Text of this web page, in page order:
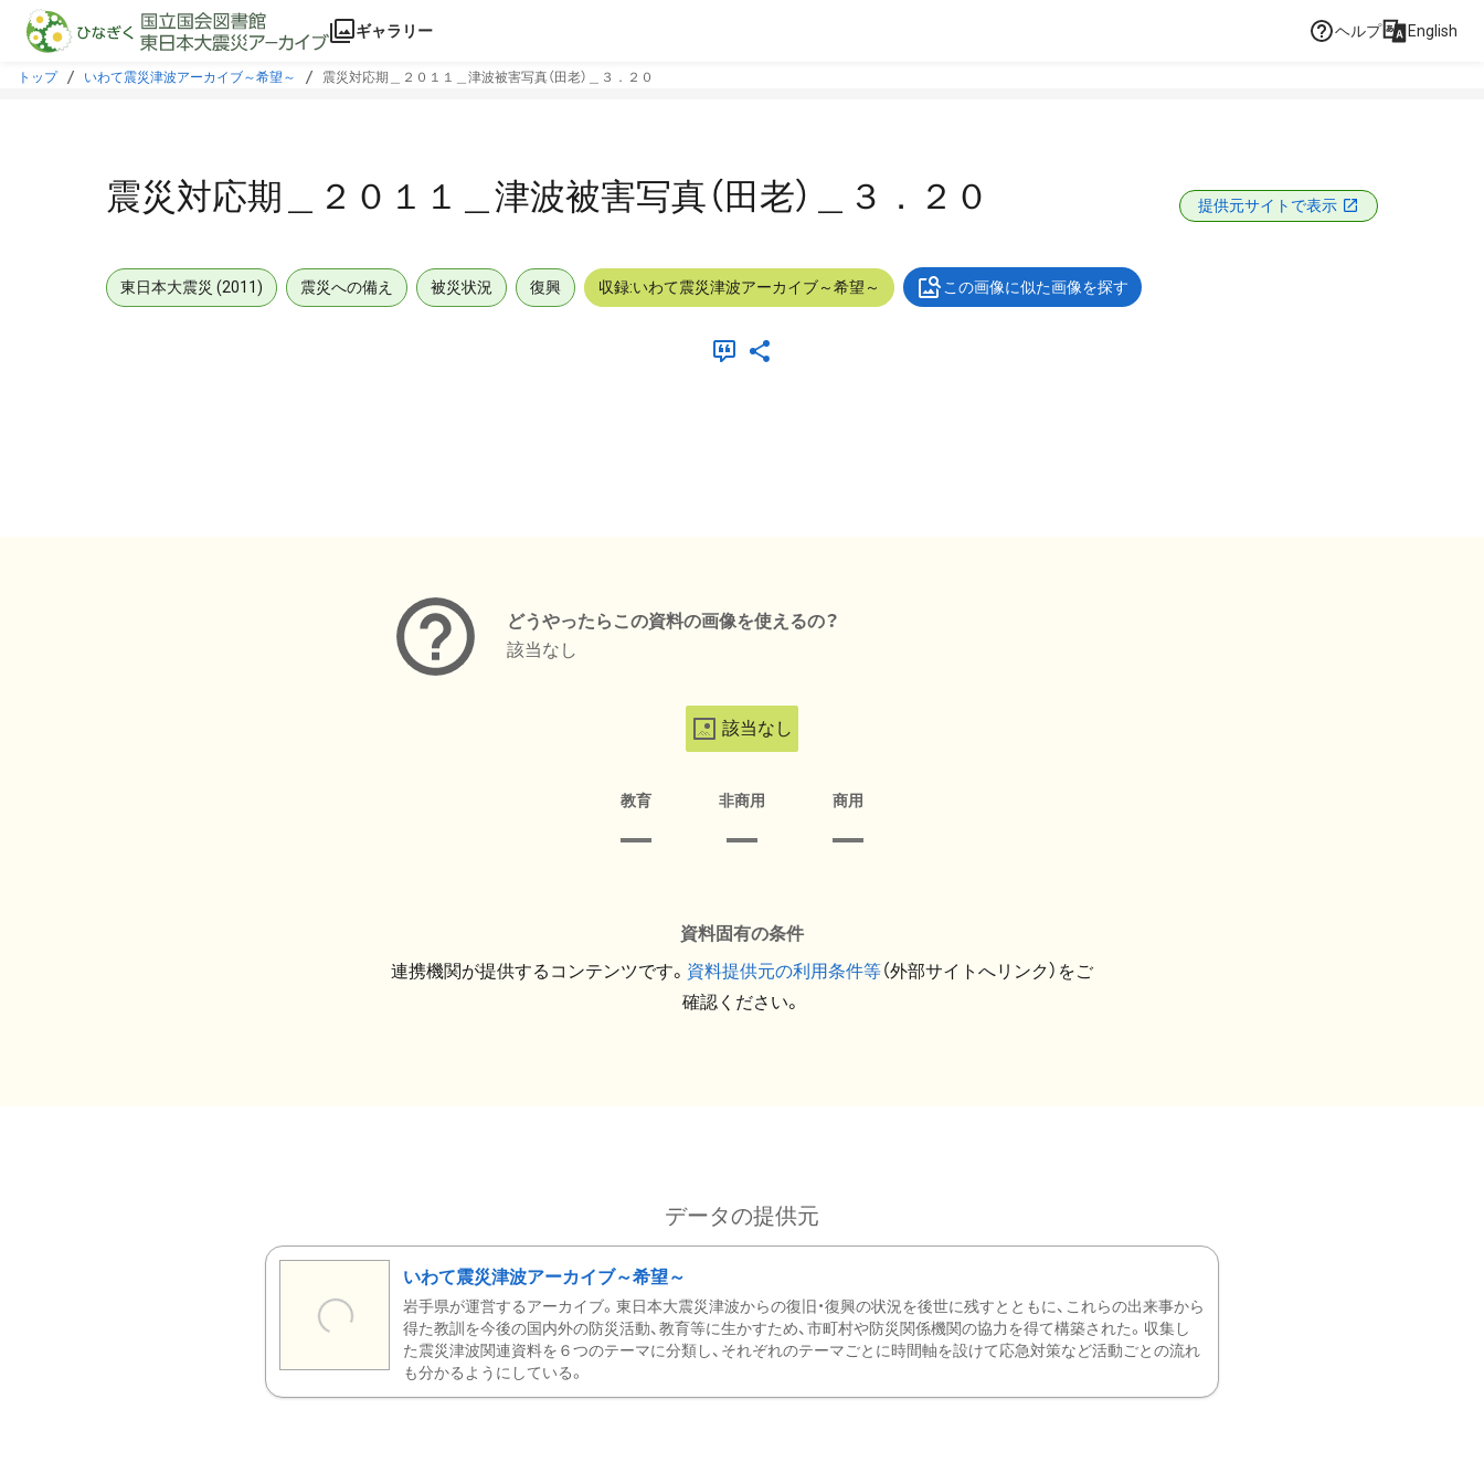
本文に飛ぶ
ギャラリー ヘルプ English
トップ いわて震災津波アーカイブ～希望～ 震災対応期＿２０１１＿津波被害写真（田老）＿３．２０
震災対応期＿２０１１＿津波被害写真（田老）＿３．２０ 提供元サイトで表示
東日本大震災 (2011) 震災への備え 被災状況 復興 収録:いわて震災津波アーカイブ～希望～ この画像に似た画像を探す
どうやったらこの資料の画像を使えるの？
該当なし
該当なし
教育 非商用 商用
資料固有の条件
連携機関が提供するコンテンツです。 資料提供元の利用条件等（外部サイトへリンク）をご
確認ください。
データの提供元
いわて震災津波アーカイブ～希望～
岩手県が運営するアーカイブ。東日本大震災津波からの復旧・復興の状況を後世に残すとともに、これらの出来事から
得た教訓を今後の国内外の防災活動、教育等に生かすため、市町村や防災関係機関の協力を得て構築された。収集し
た震災津波関連資料を６つのテーマに分類し、それぞれのテーマごとに時間軸を設けて応急対策など活動ごとの流れ
も分かるようにしている。